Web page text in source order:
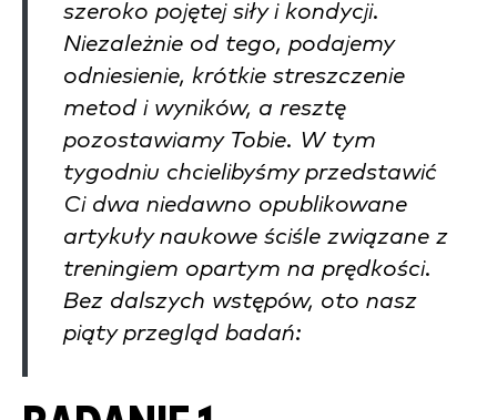
szeroko pojętej siły i kondycji.
Niezależnie od tego, podajemy
odniesienie, krótkie streszczenie
metod i wyników, a resztę
pozostawiamy Tobie. W tym
tygodniu chcielibyśmy przedstawić
Ci dwa niedawno opublikowane
artykuły naukowe ściśle związane z
treningiem opartym na prędkości.
Bez dalszych wstępów, oto nasz
piąty przegląd badań: